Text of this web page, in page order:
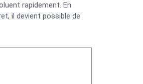
rapidement. En
il devient possible de